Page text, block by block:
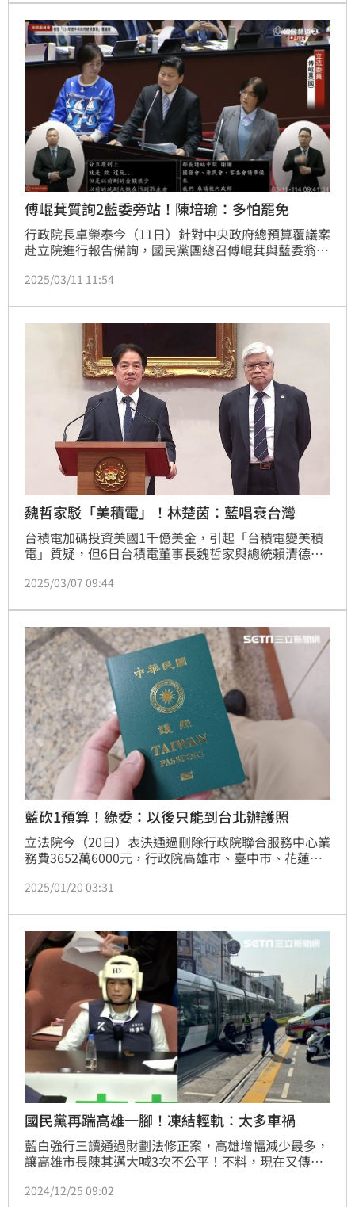
吳思瑤批評，「傅崐萁花蓮王當慣了，來國會當皇帝？
把女立委當成花瓶嗎？當成道具嗎？」她並批評，從頭
到尾傅崐萁自言自語，輪番找部會首長上台，又不讓官
員回答，「人
傅崐萁質詢2藍委旁站！陳培瑜：多怕罷免
行政院長卓榮泰今（11日）針對中央政府總預算覆議案
赴立院進行報告備詢，國民黨團總召傅崐萁與藍委翁曉
鐘，一句話都沒得說，甚至讓部會首長輪流上台，卻不
酸，傅崐萁是有多怕罷免？當他質疑部長們不適任時，
「我才要說，傅崐萁才是不適任立委，中共代理人、造
謠花蓮王、粗暴對待老師的沒禮貌立委，大家知道該怎
麼做了吧！」
2025/03/11 11:54
魏哲家駁「美積電」！林楚茵：藍唱衰台灣
台積電加碼投資美國1千億美金，引起「台積電變美積
電」質疑，但6日台積電董事長魏哲家與總統賴清德召
（7）日表示，國民黨配合中國唱衰台灣，更指出翁曉
作買台積電是生活」。
2025/03/07 09:44
藍砍1預算！綠委：以後只能到台北辦護照
立法院今（20日）表決通過刪除行政院聯合服務中心業
務費3652萬6000元，行政院高雄市、臺中市、花蓮
列後僅剩36萬9千元。對此，民進黨立委林俊憲表示，
益。
2025/01/20 03:31
國民黨再踹高雄一腳！凍結輕軌：太多車禍
藍白強行三讀通過財劃法修正案，高雄增幅減少最多，
讓高雄市長陳其邁大喊3次不公平！不料，現在又傳出
的竟是「不滿輕軌車禍太多」，惹怒高雄人再添一樁，
2024/12/25 09:02